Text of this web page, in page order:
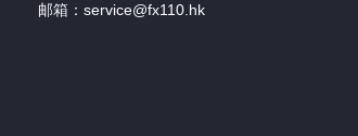
邮箱：service@fx110.hk